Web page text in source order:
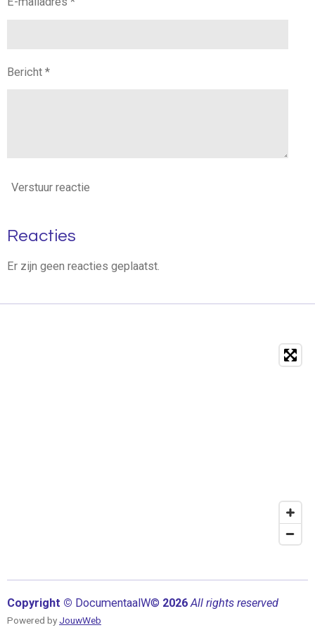
Bericht *
Verstuur reactie
Reacties
Er zijn geen reacties geplaatst.
Copyright © DocumentaalW© 2026All rights reserved
Powered by JouwWeb